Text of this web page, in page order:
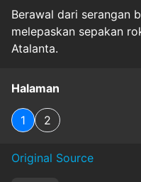
Berawal dari serangan
melepaskan sepakan
Atalanta.
Halaman
1 2
Original Source